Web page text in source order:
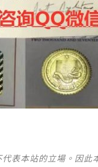
表本站的立場。因